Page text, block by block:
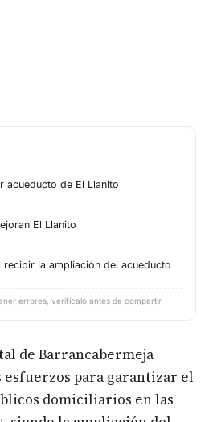
acueducto de El Llanito
El Llanito
recibir la ampliación del acueducto
errores, verifícalo antes de compartir.
de Barrancabermeja
esfuerzos para garantizar el
domiciliarios en las